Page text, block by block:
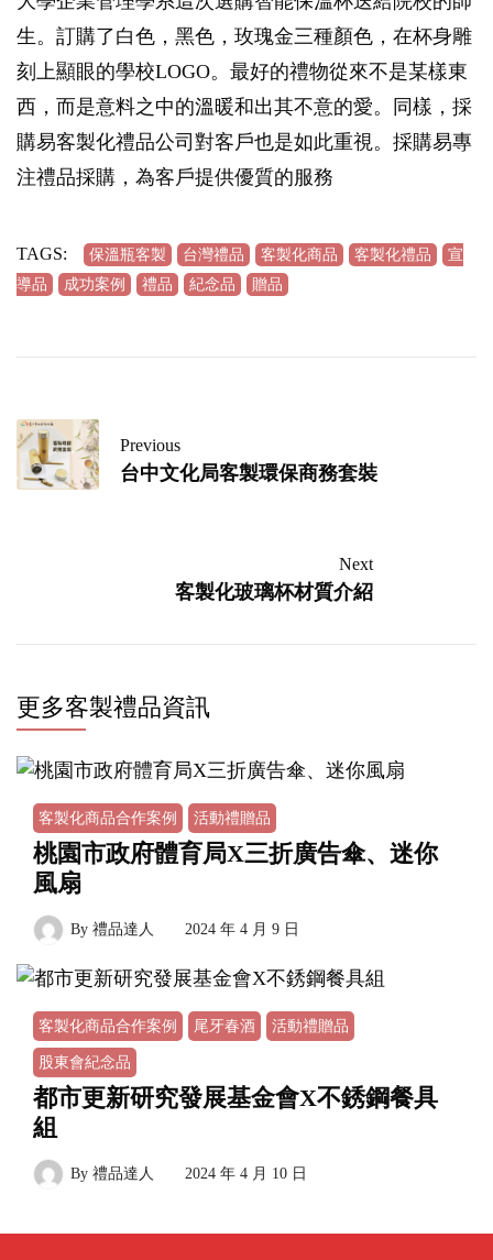
生。訂購了白色，黑色，玫瑰金三種顏色，在杯身雕
刻上顯眼的學校LOGO。最好的禮物從來不是某樣東
西，而是意料之中的溫暖和出其不意的愛。同樣，採
購易客製化禮品公司對客戶也是如此重視。採購易專
注禮品採購，為客戶提供優質的服務
TAGS: 保溫瓶客製 台灣禮品 客製化商品 客製化禮品
宣
導品
成功案例 禮品 紀念品 贈品
Previous
台中文化局客製環保商務套裝
Next
客製化玻璃杯材質介紹
更多客製禮品資訊
客製化商品合作案例 活動禮贈品
桃園市政府體育局X三折廣告傘、迷你
風扇
By 禮品達人 2024 年 4 月 9 日
客製化商品合作案例 尾牙春酒 活動禮贈品
股東會紀念品
都市更新研究發展基金會X不銹鋼餐具
組
By 禮品達人 2024 年 4 月 10 日